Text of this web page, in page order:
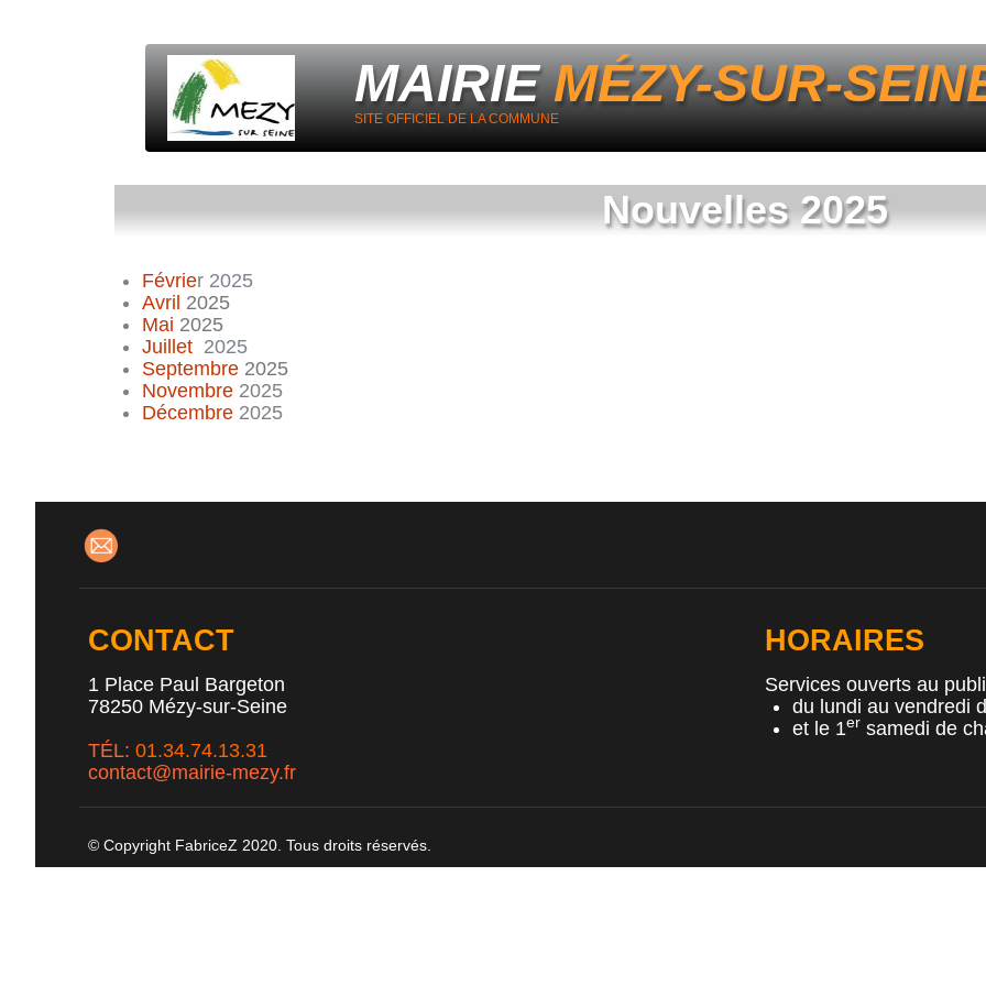
MAIRIEMÉZY-SUR-
SITE OFFICIEL DE LA COMMUNE
Nouvelles 2025
Février 2025
Avril 2025
Mai 2025
Juillet 2025
Septembre 2025
Novembre 2025
Décembre 2025
CONTACT
1 Place Paul Bargeton
78250 Mézy-sur-Seine
TÉL: 01.34.74.13.31
contact@mairie-mezy.fr
HORAIRES
Services ouverts au
du lundi au vendredi
et le 1er samedi de
© Copyright FabriceZ 2020. Tous droits réservés.